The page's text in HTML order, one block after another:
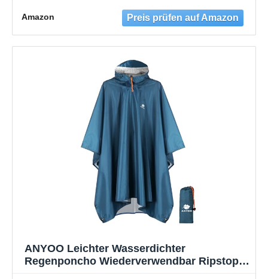
Herren Tragbares Atmungsaktiver
Wiederverwendbar Regenjacken für
Camping Wandern Fahrrad Angeln
Amazon
ANYOO Leichter Wasserdichter
Regenponcho Wiederverwendbar Ripstop